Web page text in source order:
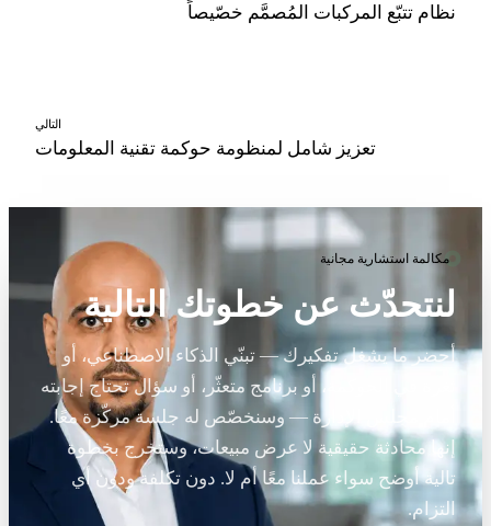
نظام تتبّع المركبات المُصمَّم خصّيصاً
التالي
تعزيز شامل لمنظومة حوكمة تقنية المعلومات
مكالمة استشارية مجانية
لنتحدّث عن خطوتك التالية
أحضر ما يشغل تفكيرك — تبنّي الذكاء الاصطناعي، أو
ثغرة في الحوكمة، أو برنامج متعثّر، أو سؤال تحتاج إجابته
أمام مجلس الإدارة — وسنخصّص له جلسة مركّزة معًا.
إنها محادثة حقيقية لا عرض مبيعات، وستخرج بخطوة
تالية أوضح سواء عملنا معًا أم لا. دون تكلفة ودون أي
التزام.